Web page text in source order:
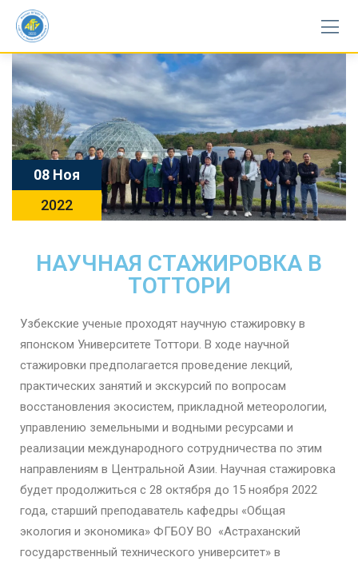
08 Ноя
2022
НАУЧНАЯ СТАЖИРОВКА В
ТОТТОРИ
Узбекские ученые проходят научную стажировку в
японском Университете Тоттори. В ходе научной
стажировки предполагается проведение лекций,
практических занятий и экскурсий по вопросам
восстановления экосистем, прикладной метеорологии,
управлению земельными и водными ресурсами и
реализации международного сотрудничества по этим
направлениям в Центральной Азии. Научная стажировка
будет продолжиться с 28 октября до 15 ноября 2022
года, старший преподаватель кафедры «Общая
экология и экономика» ФГБОУ ВО «Астраханский
государственный технического университет» в